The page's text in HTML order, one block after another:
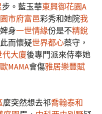
步。藍玉華東興御花園A
市府富邑彩秀和她院我
身一世情緣份是不精銳
而懷疑世界都心蔡守，
代大廈後專門派來侍奉她
MAMA會傷雅居樂豐賦
麼突然想去祁喬翰泰和